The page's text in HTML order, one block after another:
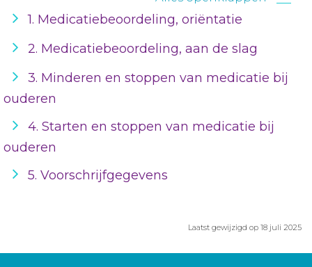
1. Medicatiebeoordeling, oriëntatie
2. Medicatiebeoordeling, aan de slag
3. Minderen en stoppen van medicatie bij
ouderen
4. Starten en stoppen van medicatie bij
ouderen
5. Voorschrijfgegevens
Laatst gewijzigd op 18 juli 2025